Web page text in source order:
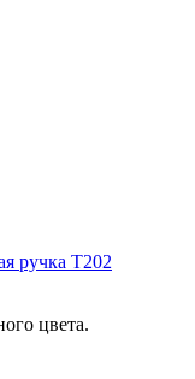
ручка Т202
цвета.